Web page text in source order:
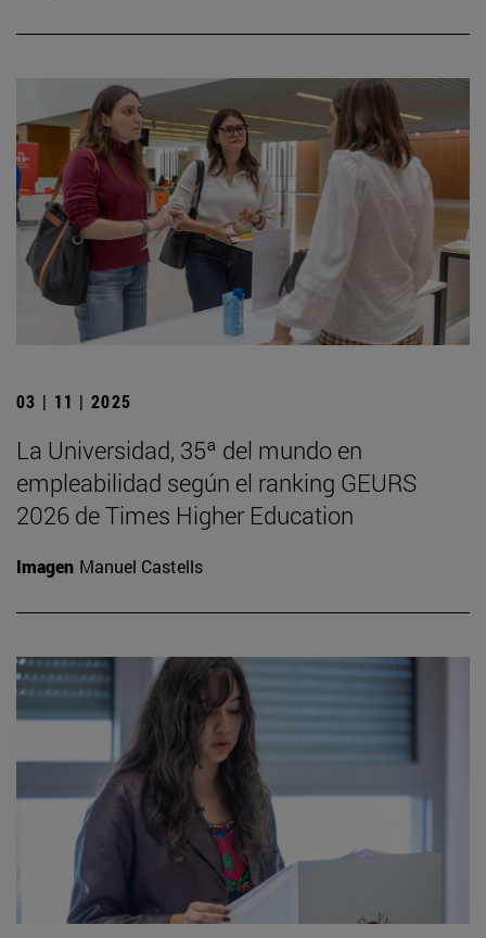
03 | 11 | 2025
La Universidad, 35ª del mundo en
empleabilidad según el ranking GEURS
2026 de Times Higher Education
Imagen Manuel Castells